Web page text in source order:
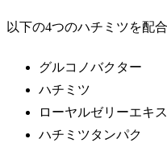
以下の4つのハチミツを配合
グルコノバクター
ハチミツ
ローヤルゼリーエキス
ハチミツタンパク